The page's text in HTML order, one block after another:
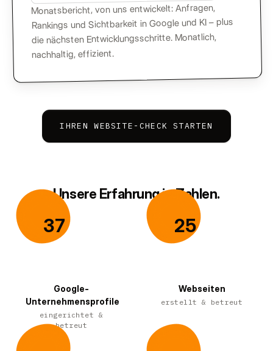
Monatsbericht, von uns entwickelt: Anfragen,
Rankings und Sichtbarkeit in Google und KI – plus
die nächsten Entwicklungsschritte. Monatlich,
nachhaltig, effizient.
IHREN WEBSITE-CHECK STARTEN
Unsere Erfahrung in Zahlen.
3737
Google-
Unternehmensprofile
eingerichtet &
betreut
2525
Webseiten
erstellt & betreut